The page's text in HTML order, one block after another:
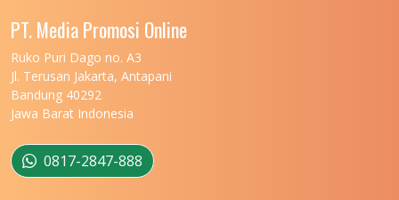
UNIVERSITAS MALIKUSSALEH
UNIVERSITAS MARITIM RAJA ALI HAJI
UNIVERSITAS MATARAM
UNIVERSITAS MULAWARMAN
UNIVERSITAS MUSAMUS
PT. Media Promosi Online
Ruko Puri Dago no. A3
Jl. Terusan Jakarta, Antapani
Bandung 40292
Jawa Barat Indonesia
0817-2847-888